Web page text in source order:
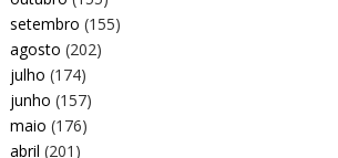
setembro (155)
agosto (202)
julho (174)
junho (157)
maio (176)
abril (201)